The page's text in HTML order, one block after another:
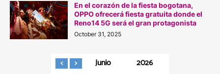
En el corazón de la fiesta bogotana,
OPPO ofrecerá fiesta gratuita donde el
Reno14 5G será el gran protagonista
October 31, 2025
Junio 2026